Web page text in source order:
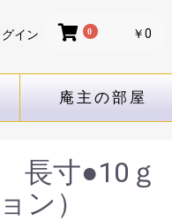
グイン 0 ￥0
庵主の部屋
長寸●10ｇ
ン）